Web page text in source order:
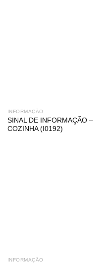
INFORMAÇÃO
SINAL DE INFORMAÇÃO –
COZINHA (I0192)
INFORMAÇÃO